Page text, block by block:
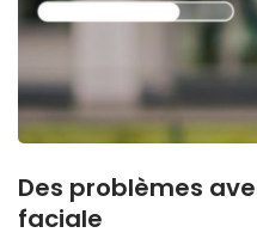
Des problèmes
faciale